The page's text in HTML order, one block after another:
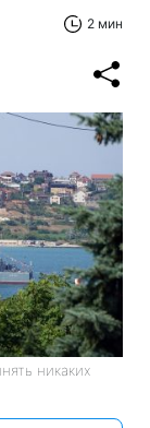
2 мин
никаких